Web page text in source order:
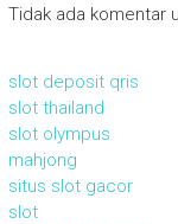
Tidak ada komentar
slot deposit qris
slot thailand
slot olympus
mahjong
situs slot gacor
slot